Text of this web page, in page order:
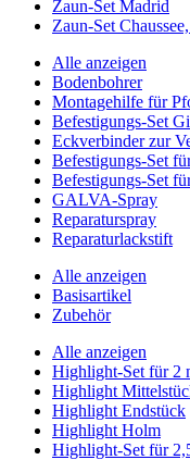
Zaun-Set Madrid
Zaun-Set
Alle anzeigen
Bodenbohrer
Montagehilfe für
Befestigungs-Set
Eckverbinder zur
Befestigungs-Set
Befestigungs-Set
GALVA-Spray
Reparaturspray
Reparaturlackstift
Alle anzeigen
Basisartikel
Zubehör
Alle anzeigen
Highlight-Set für 2
Highlight
Highlight Endstück
Highlight Holm
Highlight-Set für